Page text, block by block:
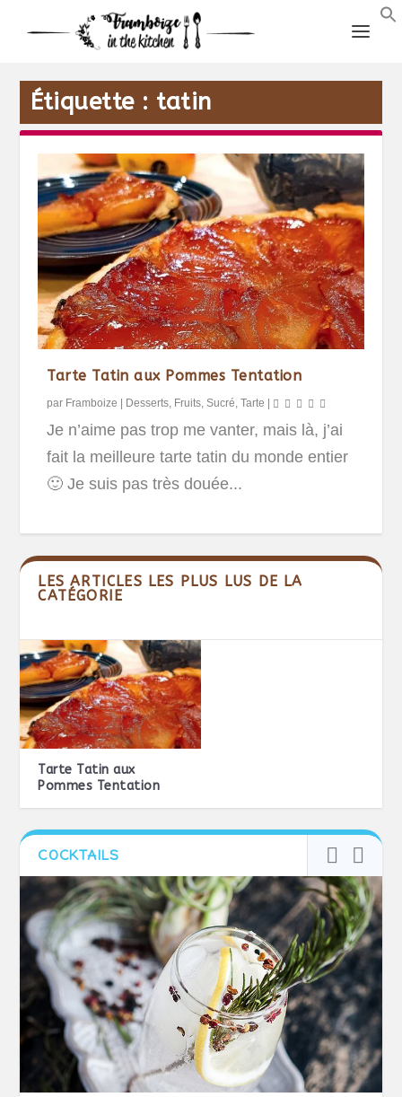
Étiquette : tatin
Tarte Tatin aux Pommes Tentation
par Framboize | Desserts Fruits ,Sucré ,Tarte |
Je n’aime pas trop me vanter, mais là, j’ai
fait la meilleure tarte tatin du monde entier
🙂 Je suis pas très douée...
LES ARTICLES LES PLUS LUS DE LA
CATÉGORIE
Tarte Tatin aux
Pommes Tentation
COCKTAILS